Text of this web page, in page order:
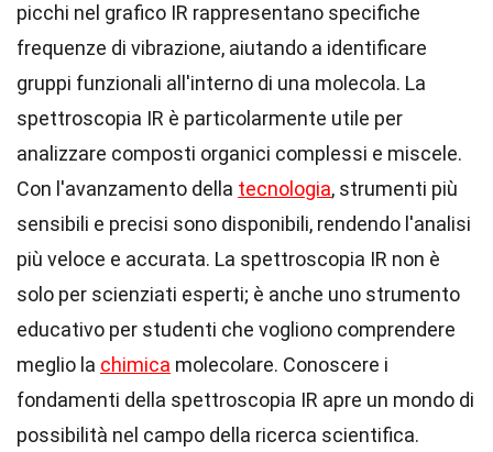
picchi nel grafico IR rappresentano specifiche
frequenze di vibrazione, aiutando a identificare
gruppi funzionali all'interno di una molecola. La
spettroscopia IR è particolarmente utile per
analizzare composti organici complessi e miscele.
Con l'avanzamento della tecnologia, strumenti più
sensibili e precisi sono disponibili, rendendo l'analisi
più veloce e accurata. La spettroscopia IR non è
solo per scienziati esperti; è anche uno strumento
educativo per studenti che vogliono comprendere
meglio la chimica molecolare. Conoscere i
fondamenti della spettroscopia IR apre un mondo di
possibilità nel campo della ricerca scientifica.